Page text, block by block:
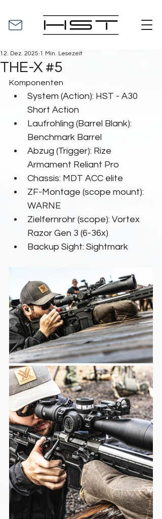
THE-X #5
12. Dez. 2025 1 Min. Lesezeit
Komponenten
System (Action): HST - A30
Short Action
Laufrohling (Barrel Blank):
Benchmark Barrel
Abzug (Trigger): Rize
Armament Reliant Pro
Chassis: MDT ACC elite
ZF-Montage (scope mount):
WARNE
Zielfernrohr (scope): Vortex
Razor Gen 3 (6-36x)
Backup Sight: Sightmark